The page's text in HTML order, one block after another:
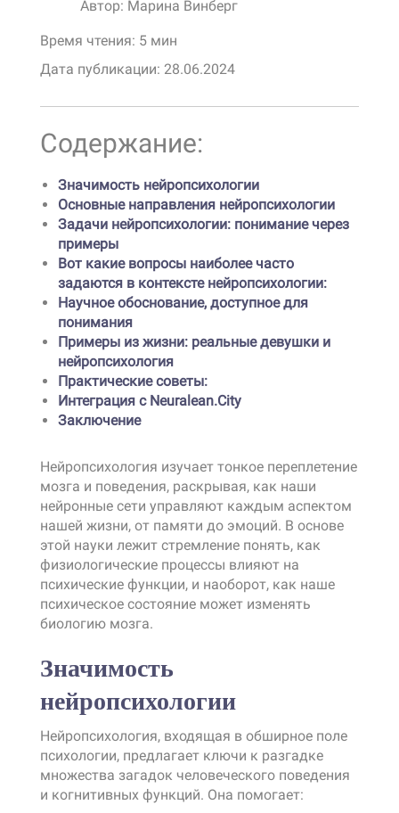
Автор: Марина Винберг
Время чтения: 5 мин
Дата публикации: 28.06.2024
Содержание:
Значимость нейропсихологии
Основные направления нейропсихологии
Задачи нейропсихологии: понимание через
примеры
Вот какие вопросы наиболее часто
задаются в контексте нейропсихологии:
Научное обоснование, доступное для
понимания
Примеры из жизни: реальные девушки и
нейропсихология
Практические советы:
Интеграция с Neuralean.City
Заключение
Нейропсихология изучает тонкое переплетение
мозга и поведения, раскрывая, как наши
нейронные сети управляют каждым аспектом
нашей жизни, от памяти до эмоций. В основе
этой науки лежит стремление понять, как
физиологические процессы влияют на
психические функции, и наоборот, как наше
психическое состояние может изменять
биологию мозга.
Значимость
нейропсихологии
Нейропсихология, входящая в обширное поле
психологии, предлагает ключи к разгадке
множества загадок человеческого поведения
и когнитивных функций. Она помогает: